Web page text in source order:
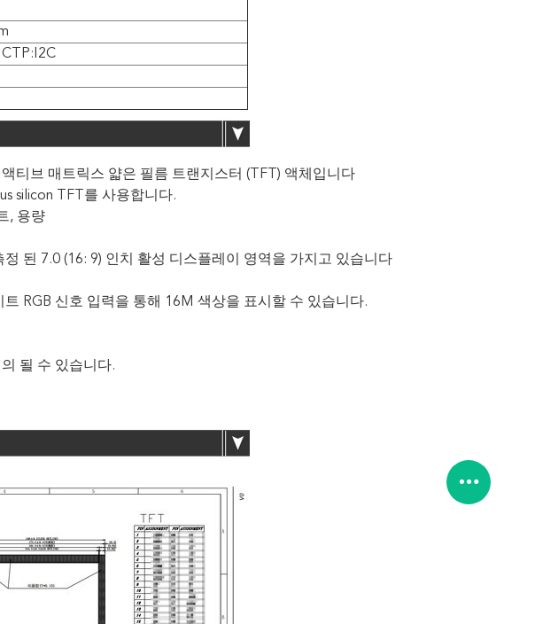
CTP:I2C
티브 매트릭스 얇은 필름 트랜지스터 (TFT) 액체입니다
silicon TFT를 사용합니다.
, 용량
된 7.0 (16: 9) 인치 활성 디스플레이 영역을 가지고 있습니다
RGB 신호 입력을 통해 16M 색상을 표시할 수 있습니다.
될 수 있습니다.